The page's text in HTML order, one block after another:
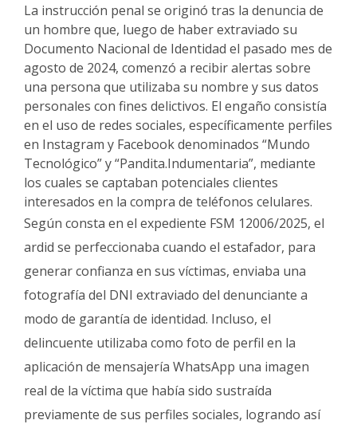
La instrucción penal se originó tras la denuncia de
un hombre que, luego de haber extraviado su
Documento Nacional de Identidad el pasado mes de
agosto de 2024, comenzó a recibir alertas sobre
una persona que utilizaba su nombre y sus datos
personales con fines delictivos. El engaño consistía
en el uso de redes sociales, específicamente perfiles
en Instagram y Facebook denominados “Mundo
Tecnológico” y “Pandita.Indumentaria”, mediante
los cuales se captaban potenciales clientes
interesados en la compra de teléfonos celulares.
Según consta en el expediente FSM 12006/2025, el
ardid se perfeccionaba cuando el estafador, para
generar confianza en sus víctimas, enviaba una
fotografía del DNI extraviado del denunciante a
modo de garantía de identidad. Incluso, el
delincuente utilizaba como foto de perfil en la
aplicación de mensajería WhatsApp una imagen
real de la víctima que había sido sustraída
previamente de sus perfiles sociales, logrando así